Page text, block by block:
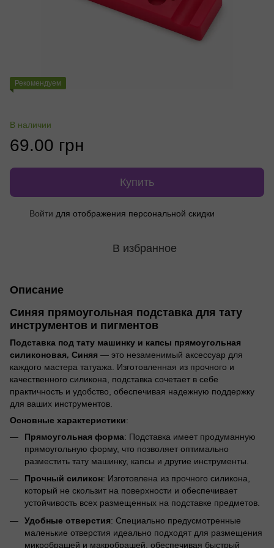
Рекомендуем
В наличии
69.00 грн
Купить
Войти для отображения персональной скидки
В избранное
Описание
Синяя прямоугольная подставка для тату
инструментов и пигментов
Подставка под тату машинку и капсы прямоугольная
силиконовая, Синяя — это незаменимый аксессуар для
каждого мастера татуажа. Изготовленная из прочного и
качественного силикона, подставка сочетает в себе
практичность и удобство, обеспечивая надежную поддержку
для ваших инструментов.
Основные характеристики:
Прямоугольная форма: Подставка имеет продуманную
прямоугольную форму, что позволяет оптимально
разместить тату машинку, капсы и другие инструменты.
Прочный силикон: Изготовлена из прочного силикона,
который не скользит на поверхности и обеспечивает
устойчивость всех размещенных на подставке предметов.
Удобные отверстия: Специально предусмотренные
маленькие отверстия идеально подходят для размещения
микробрашей и макробрашей, обеспечивая быстрый